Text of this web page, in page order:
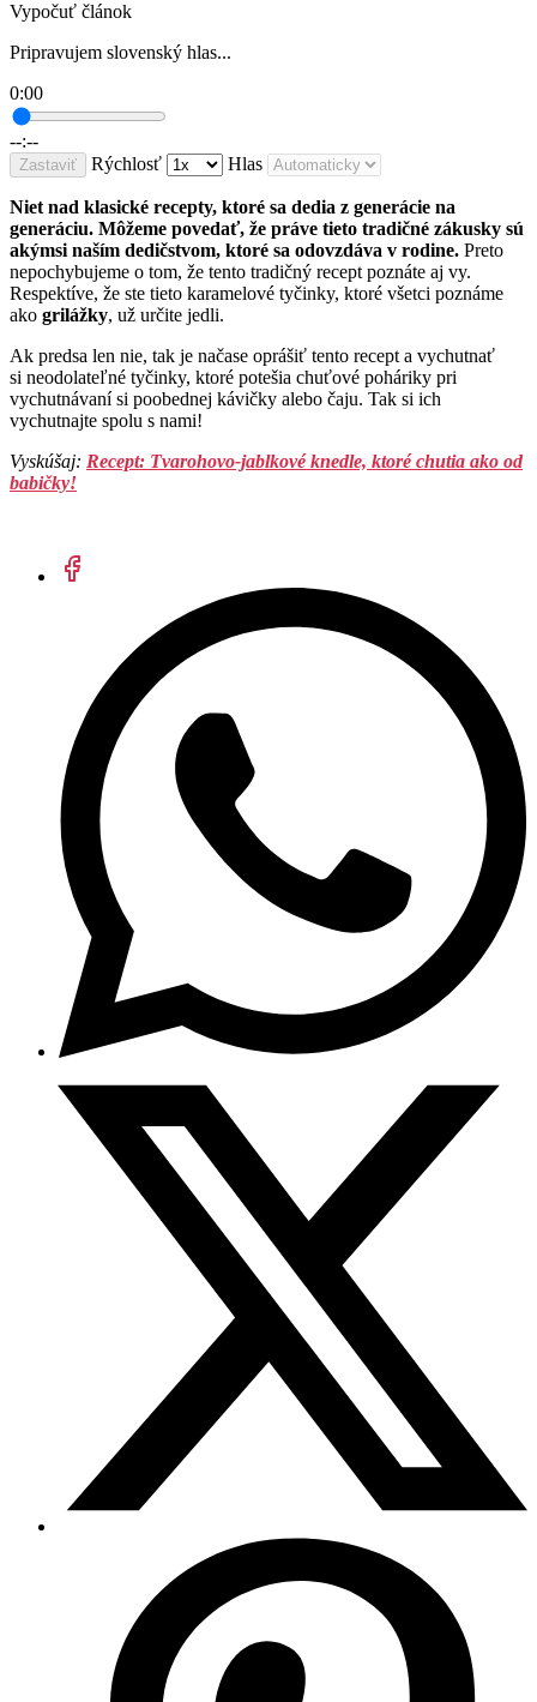
Vypočuť článok
Pripravujem slovenský hlas...
0:00
--:--
Zastaviť Rýchlosť Hlas
Niet nad klasické recepty, ktoré sa dedia z generácie na
generáciu. Môžeme povedať, že práve tieto tradičné zákusky sú
akýmsi naším dedičstvom, ktoré sa odovzdáva v rodine. Preto
nepochybujeme o tom, že tento tradičný recept poznáte aj vy.
Respektíve, že ste tieto karamelové tyčinky, ktoré všetci poznáme
ako grilážky, už určite jedli.
Ak predsa len nie, tak je načase oprášiť tento recept a vychutnať
si neodolateľné tyčinky, ktoré potešia chuťové poháriky pri
vychutnávaní si poobednej kávičky alebo čaju. Tak si ich
vychutnajte spolu s nami!
Vyskúšaj: Recept: Tvarohovo-jablkové knedle, ktoré chutia ako od
babičky!